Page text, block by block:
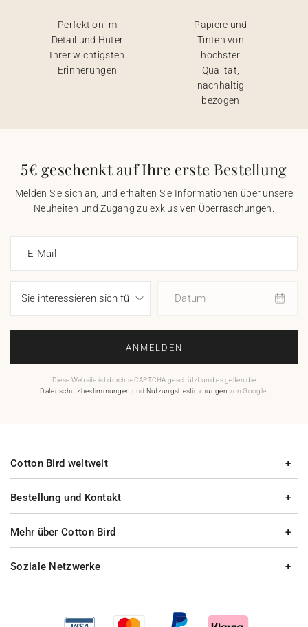
Perfektion im
Detail und Hüter
Ihrer wichtigsten
Erinnerungen
Papiere und
Tinten von
höchster
Qualität,
nachhaltig
bezogen
5€ geschenkt auf Ihre erste Bestellung
Melden Sie sich an, und erhalten Sie Informationen über unsere
Neuheiten und Zugang zu exklusiven Überraschungen.
E-Mail
Datum
ANMELDEN
Diese Website ist durch reCAPTCHA geschützt und es gelten die
Datenschutzbestimmungen und Nutzungsbestimmungen von Google.
Bestellung und Kontakt
Mehr über Cotton Bird
Cotton Bird weltweit
Soziale Netzwerke